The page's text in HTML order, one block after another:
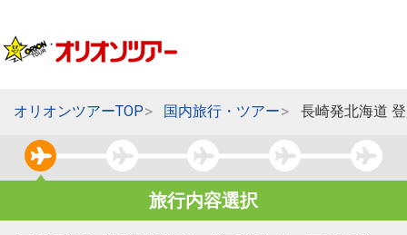
オリオンツアーTOP 国内旅行・ツアー 長崎発北海道
旅行内容選択